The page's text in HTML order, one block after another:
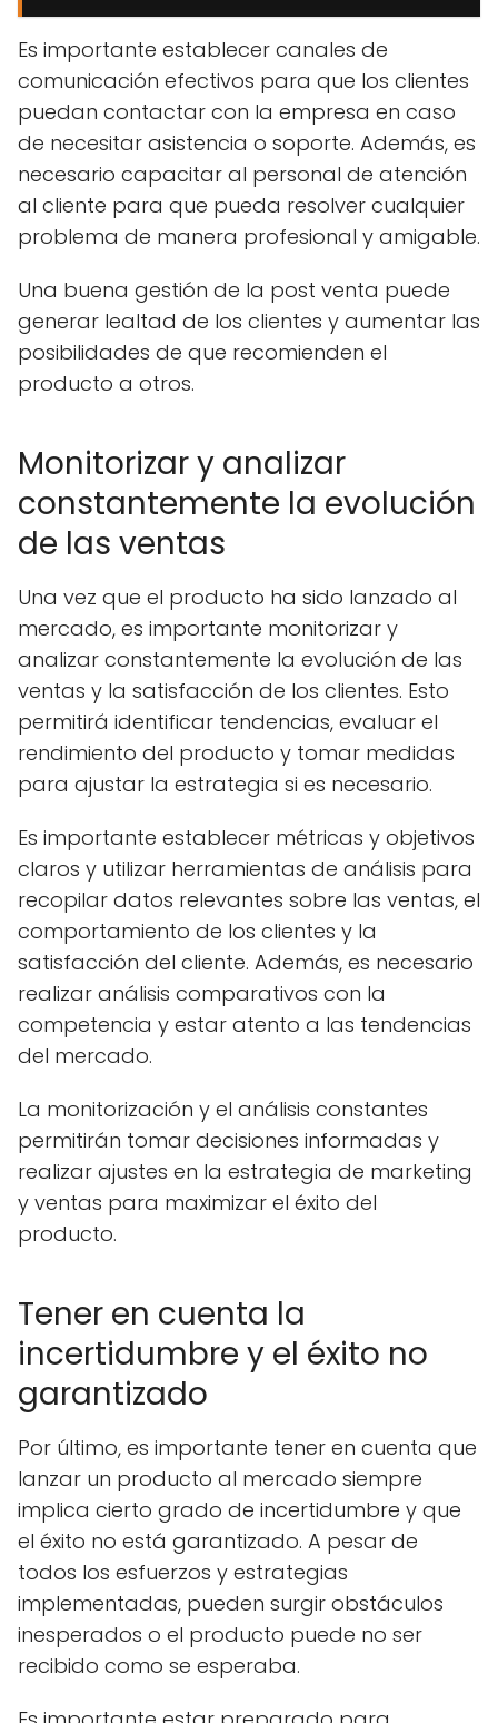
Es importante establecer canales de
comunicación efectivos para que los clientes
puedan contactar con la empresa en caso
de necesitar asistencia o soporte. Además, es
necesario capacitar al personal de atención
al cliente para que pueda resolver cualquier
problema de manera profesional y amigable.
Una buena gestión de la post venta puede
generar lealtad de los clientes y aumentar las
posibilidades de que recomienden el
producto a otros.
Monitorizar y analizar
constantemente la evolución
de las ventas
Una vez que el producto ha sido lanzado al
mercado, es importante monitorizar y
analizar constantemente la evolución de las
ventas y la satisfacción de los clientes. Esto
permitirá identificar tendencias, evaluar el
rendimiento del producto y tomar medidas
para ajustar la estrategia si es necesario.
Es importante establecer métricas y objetivos
claros y utilizar herramientas de análisis para
recopilar datos relevantes sobre las ventas, el
comportamiento de los clientes y la
satisfacción del cliente. Además, es necesario
realizar análisis comparativos con la
competencia y estar atento a las tendencias
del mercado.
La monitorización y el análisis constantes
permitirán tomar decisiones informadas y
realizar ajustes en la estrategia de marketing
y ventas para maximizar el éxito del
producto.
Tener en cuenta la
incertidumbre y el éxito no
garantizado
Por último, es importante tener en cuenta que
lanzar un producto al mercado siempre
implica cierto grado de incertidumbre y que
el éxito no está garantizado. A pesar de
todos los esfuerzos y estrategias
implementadas, pueden surgir obstáculos
inesperados o el producto puede no ser
recibido como se esperaba.